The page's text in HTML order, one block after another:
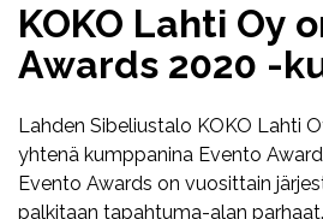
KOKO Lahti Oy
Awards 2020 -
Lahden Sibeliustalo KOKO Lahti
yhtenä kumppanina Evento
Evento Awards on vuosittain
palkitaan tapahtuma-alan